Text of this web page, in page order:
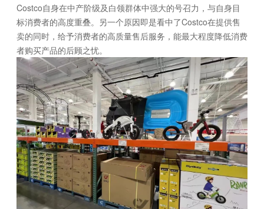
Costco自身在中产阶级及白领群体中强大的号召力，与自身目
标消费者的高度重叠。另一个原因即是看中了Costco在提供售
卖的同时，给予消费者的高质量售后服务，能最大程度降低消费
者购买产品的后顾之忧。